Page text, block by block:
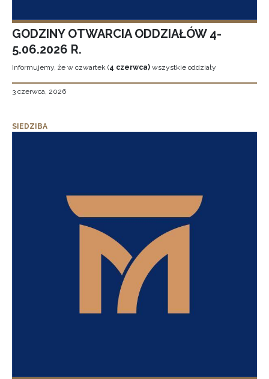
GODZINY OTWARCIA ODDZIAŁÓW 4-
5.06.2026 R.
Informujemy, że w czwartek (4 czerwca) wszystkie oddziały
3 czerwca, 2026
SIEDZIBA